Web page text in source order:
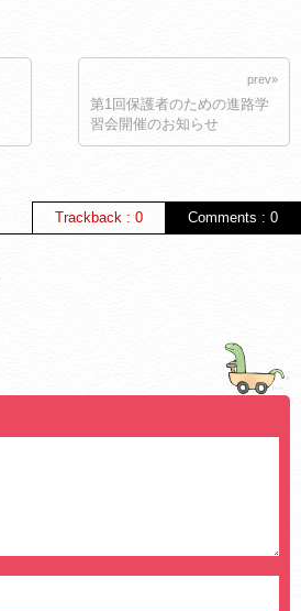
prev»
第1回保護者のための進路学
習会開催のお知らせ
Comments : 0
Trackback : 0